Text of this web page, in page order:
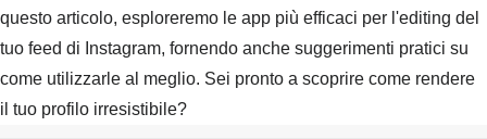
questo articolo, esploreremo le app più efficaci per l'editing del
tuo feed di Instagram, fornendo anche suggerimenti pratici su
come utilizzarle al meglio. Sei pronto a scoprire come rendere
il tuo profilo irresistibile?